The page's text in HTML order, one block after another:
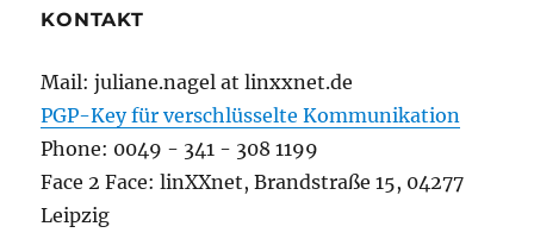
KONTAKT
Mail: juliane.nagel at linxxnet.de
PGP-Key für verschlüsselte Kommunikation
Phone: 0049 - 341 - 308 1199
Face 2 Face: linXXnet, Brandstraße 15, 04277
Leipzig